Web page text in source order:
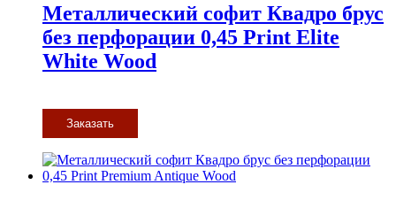
Металлический софит Квадро брус
без перфорации 0,45 Print Elite
White Wood
Заказать